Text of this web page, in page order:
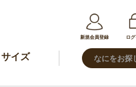
新規会員登録 ロ
サイズ